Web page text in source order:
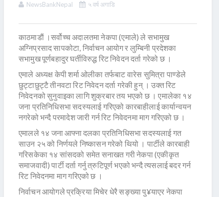
NewsBankNepal ५ वर्ष अगाडि
काठमाडाैं ।सर्वोच्च अदालतमा नेकपा (एमाले) ले सभामुख
अग्निप्रसाद सापकोटा, निर्वाचन आयोग र लुम्बिनी प्रदेशका
सभामुख पूर्णबहादुर घर्तीविरुद्ध रिट निवेदन दर्ता गरेको छ ।
एमाले अध्यक्ष केपी शर्मा ओलीका तर्फबाट वारेस सुमित्रा पाण्डेले
छुट्टाछुट्टै तीनवटा रिट निवेदन दर्ता गरेकी हुन् । उक्त रिट
निवेदनको सुनुवाइका लागि शुक्रबार तय भएको छ । एमालेका १४
जना प्रतिनिधिसभा सदस्यलाई गरिएको कारबाहीलाई कार्यान्वयन
नगरेको भन्दै परमादेश जारी गर्न रिट निवेदनमा माग गरिएको छ ।
एमालले १४ जना आफ्ना दलका प्रतिनिधिसभा सदस्यलाई गत
साउन २५ को निर्णयले निष्कासन गरेको थियो । पार्टीले कारबाही
गरिसकेका १४ सांसदको समेत सनाखत गरी नेकपा (एकीकृत
समाजवादी) पार्टी दर्ता गर्नु त्रुटिपूर्ण भएको भन्दै त्यसलाई बदर गर्न
रिट निवेदनमा माग गरिएको छ ।
निर्वाचन आयोगले प्रक्रिया मिचेर धेरै सङ्ख्या पु¥याएर नेकपा